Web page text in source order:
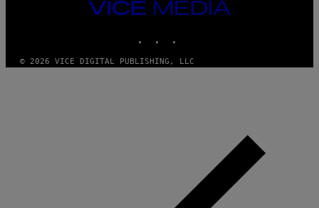
VICE
MEDIA
© 2026 VICE DIGITAL PUBLISHING, LLC